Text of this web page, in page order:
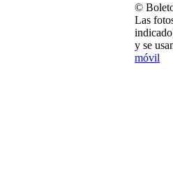
©
Las
y se
móvil